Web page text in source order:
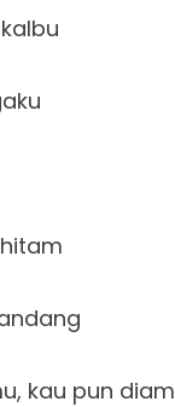
kau pun diam